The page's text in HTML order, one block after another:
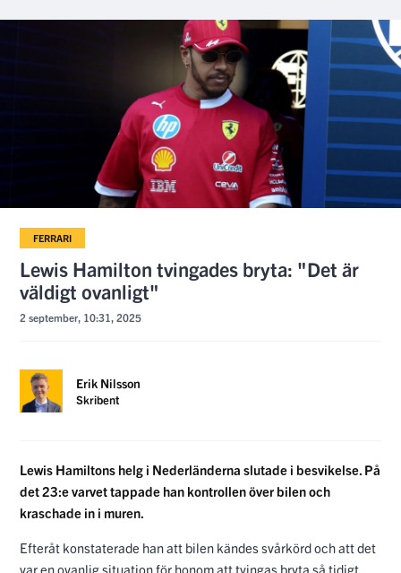
FERRARI
Lewis Hamilton tvingades bryta: "Det är
väldigt ovanligt"
2 september, 10:31, 2025
Erik Nilsson
Skribent
Lewis Hamiltons helg i Nederländerna slutade i besvikelse. På
det 23:e varvet tappade han kontrollen över bilen och
kraschade in i muren.
Efteråt konstaterade han att bilen kändes svårkörd och att det
var en ovanlig situation för honom att tvingas bryta så tidigt.